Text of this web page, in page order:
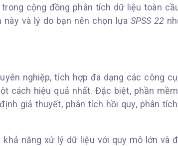
cộng đồng phân tích dữ liệu toàn
và lý do bạn nên chọn lựa SPSS 22
nghiệp, tích hợp đa dạng các công
cách hiệu quả nhất. Đặc biệt, phần
giả thuyết, phân tích hồi quy, phân
khả năng xử lý dữ liệu với quy mô lớn và